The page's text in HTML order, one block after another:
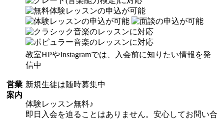
営業
案内
教室HPやInstagramでは、入会前に知りたい情報を発
信中
新規生徒は随時募集中
体験レッスン無料♪
即日入会を迫ることはありません。安心してお問い合